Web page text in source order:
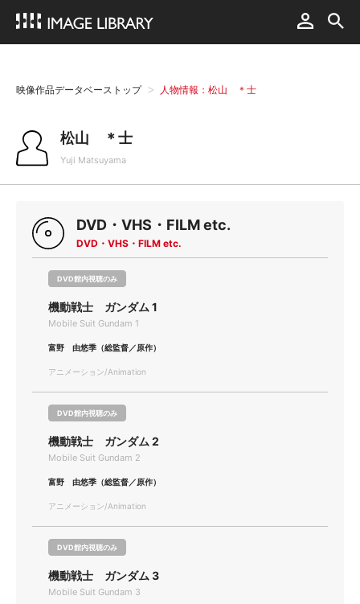
映像作品データベーストップ 人物情報：松山 ＊士
松山 ＊士
Yuji Matsuyama
DVD・VHS・FILM etc.
DVD・VHS・FILM etc.
DVD館内視聴のみ
機動戦士 ガンダム 1
Mobile Suit Gundam 1
富野 由悠季（総監督／原作）
アニメーション/Animation
DVD館内視聴のみ
機動戦士 ガンダム 2
Mobile Suit Gundam 2
富野 由悠季（総監督／原作）
アニメーション/Animation
DVD館内視聴のみ
機動戦士 ガンダム 3
Mobile Suit Gundam 3